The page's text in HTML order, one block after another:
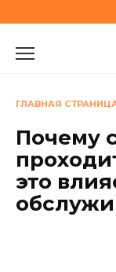
к
содержанию
ГЛАВНАЯ
Почему
это